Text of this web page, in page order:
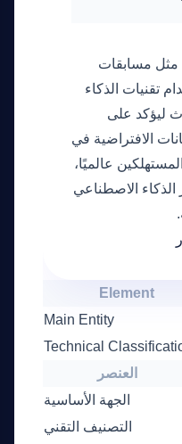
مثل مسابقات
تقنيات الذكاء
ليؤكد على
الافتراضية في
عالميًا،
الاصطناعي
Element
Main Entity
Technical
العنصر
الجهة الأساسية
التصنيف التقني